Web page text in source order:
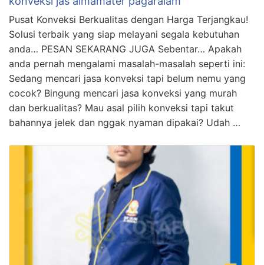
Pusat Konveksi Berkualitas dengan Harga Terjangkau!
Solusi terbaik yang siap melayani segala kebutuhan
anda… PESAN SEKARANG JUGA Sebentar… Apakah
anda pernah mengalami masalah-masalah seperti ini:
Sedang mencari jasa konveksi tapi belum nemu yang
cocok? Bingung mencari jasa konveksi yang murah
dan berkualitas? Mau asal pilih konveksi tapi takut
bahannya jelek dan nggak nyaman dipakai? Udah …